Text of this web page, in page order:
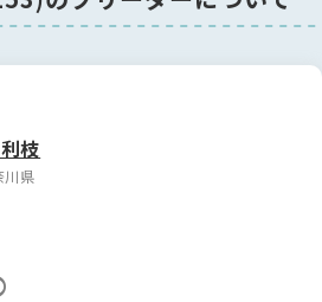
前後。
とができます。お顔可愛く甘えん坊
るからといって吠えたりしません。
で、お見せすることはとても大事だ
してください。
枝
川県